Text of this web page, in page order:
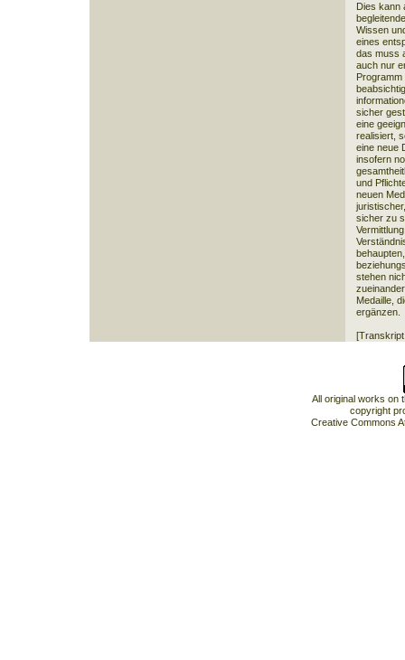
Dies kann
Wissen
eines
das muss
auch nur
sicher
eine
realisiert,
eine neue
insofern
und
neuen
sicher zu
stehen
Medaille,
ergänzen.
All original works on
copyright
Creative Commons